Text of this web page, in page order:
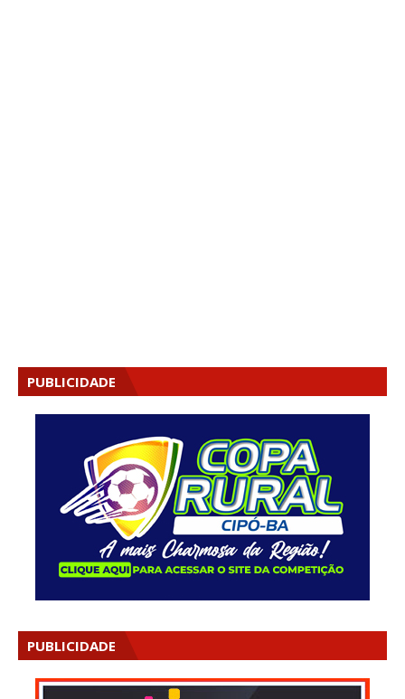
PUBLICIDADE
PUBLICIDADE